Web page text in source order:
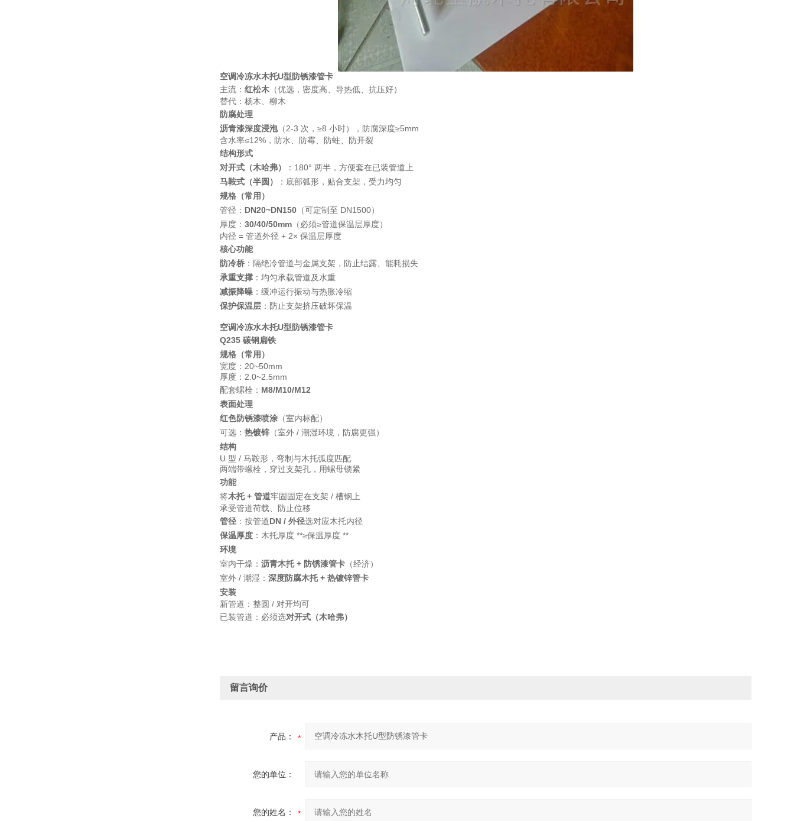
空调冷冻水木托U型防锈漆管卡
主流： 红松木 （优选，密度高、导热低、抗压好）
替代：杨木、柳木
防腐处理
沥青漆深度浸泡（2-3 次，≥8 小时），防腐深度≥5mm
含水率≤12%，防水、防霉、防蛀、防开裂
结构形式
对开式（木哈弗）
：180° 两半，方便套在已装管道上
马鞍式（半圆）
：底部弧形，贴合支架，受力均匀
规格（常用）
管径： DN20~DN150 （可定制至 DN1500）
厚度： 30/40/50mm （必须≥管道保温层厚度）
内径 = 管道外径 + 2× 保温层厚度
核心功能
防冷桥 ：隔绝冷管道与金属支架，防止结露、能耗损失
承重支撑 ：均匀承载管道及水重
减振降噪 ：缓冲运行振动与热胀冷缩
保护保温层 ：防止支架挤压破坏保温
空调冷冻水木托U型防锈漆管卡
Q235 碳钢扁铁
规格（常用）
宽度：20~50mm
厚度：2.0~2.5mm
配套螺栓： M8/M10/M12
表面处理
红色防锈漆喷涂 （室内标配）
可选： 热镀锌 （室外 / 潮湿环境，防腐更强）
结构
U 型 / 马鞍形，弯制与木托弧度匹配
两端带螺栓，穿过支架孔，用螺母锁紧
功能
将木托 + 管道牢固固定在支架 / 槽钢上
承受管道荷载、防止位移
管径 ：按管道DN / 外径选对应木托内径
保温厚度 ：木托厚度 **≥保温厚度 **
环境
室内干燥： 沥青木托 + 防锈漆管卡 （经济）
室外 / 潮湿： 深度防腐木托 + 热镀锌管卡
安装
新管道：整圆 / 对开均可
已装管道：必须选对开式（木哈弗）
留言询价
产品：
您的单位：
您的姓名：